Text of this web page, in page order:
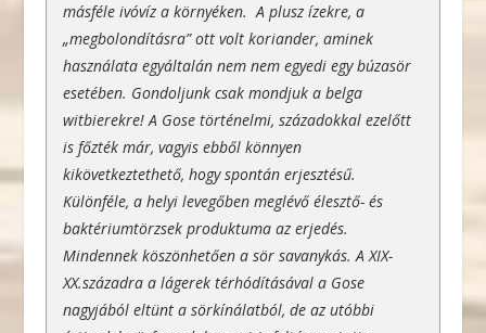
másféle ivóvíz a környéken. A plusz ízekre, a
„megbolondításra” ott volt koriander, aminek
használata egyáltalán nem nem egyedi egy búzasör
esetében. Gondoljunk csak mondjuk a belga
witbierekre! A Gose történelmi, századokkal ezelőtt
is főzték már, vagyis ebből könnyen
kikövetkeztethető, hogy spontán erjesztésű.
Különféle, a helyi levegőben meglévő élesztő- és
baktériumtörzsek produktuma az erjedés.
Mindennek köszönhetően a sör savanykás. A XIX-
XX.századra a lágerek térhódításával a Gose
nagyjából eltünt a sörkínálatból, de az utóbbi